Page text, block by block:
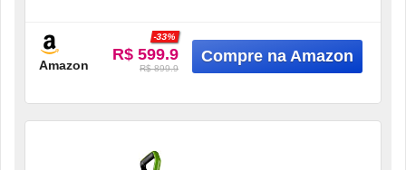
Amazon
R$ 599.9
-33%
R$ 899.9